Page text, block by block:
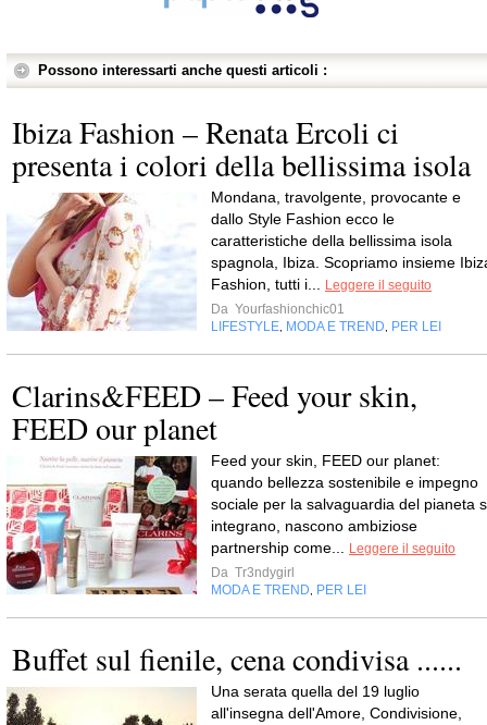
Possono interessarti anche questi articoli :
Ibiza Fashion – Renata Ercoli ci
presenta i colori della bellissima isola
Mondana, travolgente, provocante e
dallo Style Fashion ecco le
caratteristiche della bellissima isola
spagnola, Ibiza. Scopriamo insieme
Fashion, tutti i...
Leggere il seguito
Da Yourfashionchic01
LIFESTYLE MODA E TREND PER LEI
Clarins&FEED – Feed your skin,
FEED our planet
Feed your skin, FEED our planet:
quando bellezza sostenibile e impegno
sociale per la salvaguardia del pianeta
integrano, nascono ambiziose
partnership come...
Leggere il seguito
Da Tr3ndygirl
MODA E TREND
PER LEI
Buffet sul fienile, cena condivisa ......
Una serata quella del 19 luglio
all'insegna dell'Amore, Condivisione,